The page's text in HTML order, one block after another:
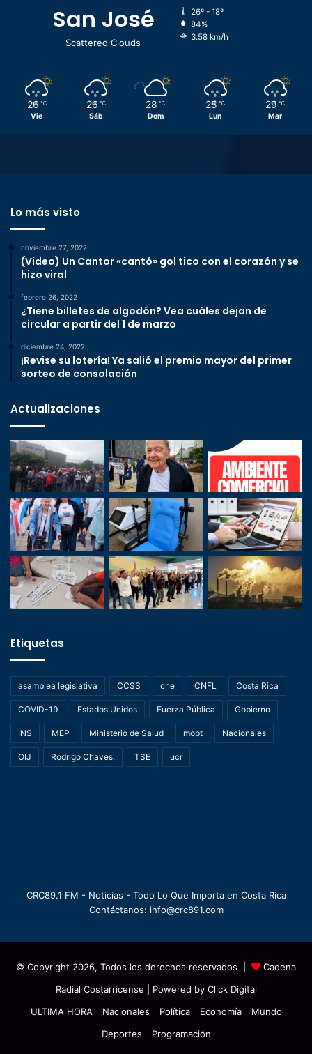
San José
Scattered Clouds
26º - 18º
84%
3.58 km/h
26 ℃
Vie
26 ℃
Sáb
28 ℃
Dom
25 ℃
Lun
29 ℃
Mar
Lo más visto
noviembre 27, 2022
(Video) Un Cantor «cantó» gol tico con el corazón y se
hizo viral
febrero 26, 2022
¿Tiene billetes de algodón? Vea cuáles dejan de
circular a partir del 1 de marzo
diciembre 24, 2022
¡Revise su lotería! Ya salió el premio mayor del primer
sorteo de consolación
Actualizaciones
Etiquetas
asamblea legislativa CCSS cne CNFL Costa Rica
COVID-19 Estados Unidos Fuerza Pública Gobierno
INS MEP Ministerio de Salud mopt Nacionales
OIJ Rodrigo Chaves. TSE ucr
CRC89.1 FM - Noticias - Todo Lo Que Importa en Costa Rica
Contáctanos: info@crc891.com
© Copyright 2026, Todos los derechos reservados |
Cadena
Radial Costarricense | Powered by Click Digital
ULTIMA HORA
Nacionales Política Economía
Mundo
Deportes
Programación